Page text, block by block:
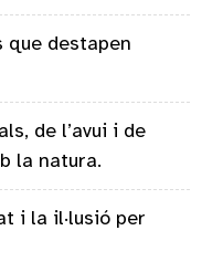
que destapen
de l’avui i de
la natura.
i la il·lusió per